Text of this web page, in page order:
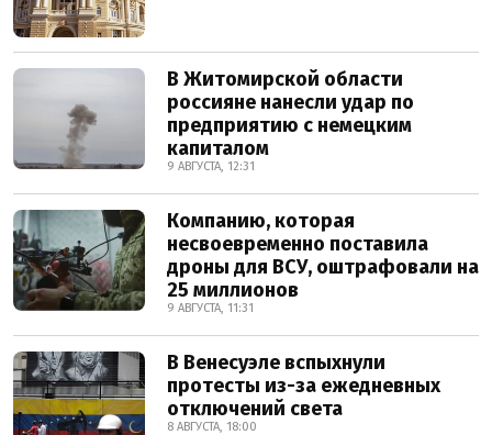
В Житомирской области
россияне нанесли удар по
предприятию с немецким
капиталом
9 АВГУСТА, 12:31
Компанию, которая
несвоевременно поставила
дроны для ВСУ, оштрафовали на
25 миллионов
9 АВГУСТА, 11:31
В Венесуэле вспыхнули
протесты из-за ежедневных
отключений света
8 АВГУСТА, 18:00